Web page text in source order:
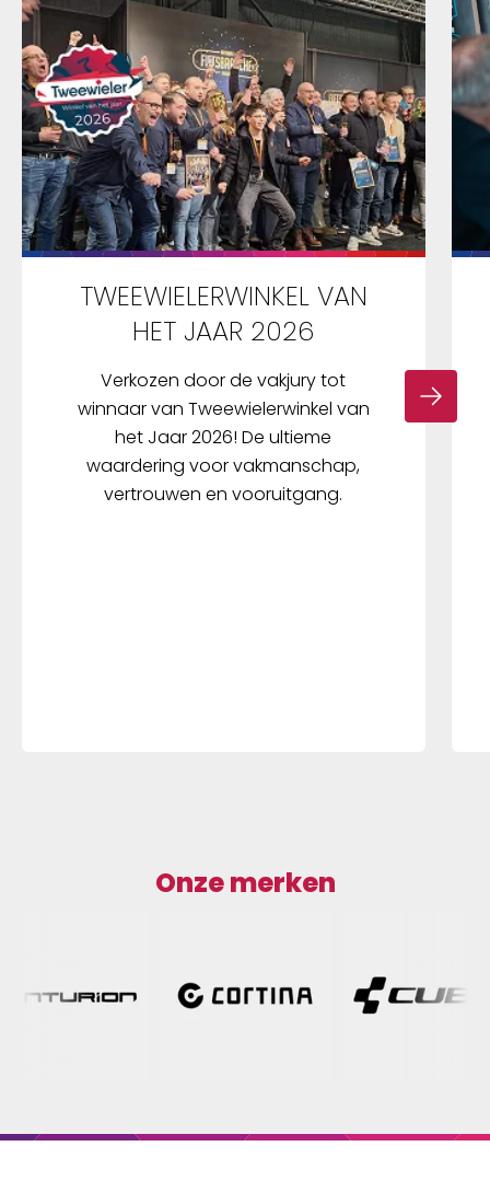
TWEEWIELERWINKEL VAN
HET JAAR 2026
Verkozen door de vakjury tot
winnaar van Tweewielerwinkel van
het Jaar 2026! De ultieme
waardering voor vakmanschap,
vertrouwen en vooruitgang.
Onze merken